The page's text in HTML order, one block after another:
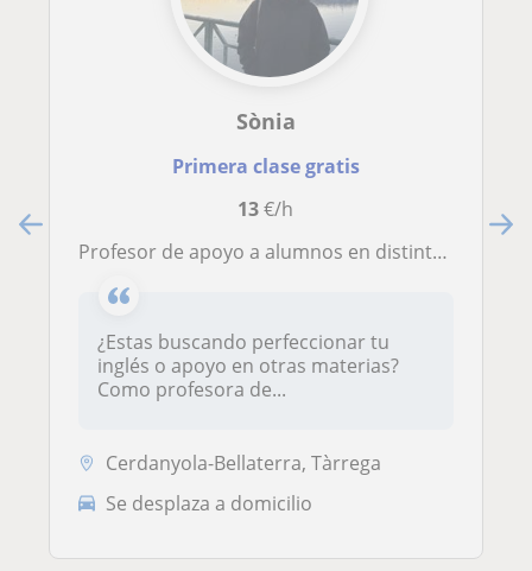
Sònia
Primera clase gratis
13€/h
Profesor de apoyo a alumnos en distintas materias de manera presencial o online
¿Estas buscando perfeccionar tu
inglés o apoyo en otras materias?
Como profesora de...
Cerdanyola-Bellaterra, Tàrrega
Se desplaza a domicilio